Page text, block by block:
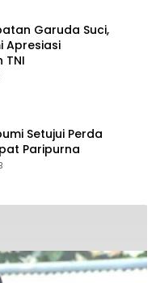
Garuda Suci,
Apresiasi
TNI
Setujui Perda
Paripurna